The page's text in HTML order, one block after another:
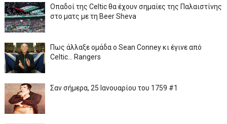
Οπαδοί της Celtic θα έχουν σημαίες της Παλαιστίνης
στο ματς με τη Beer Sheva
Πως άλλαξε ομάδα ο Sean Conney κι έγινε από
Celtic... Rangers
Σαν σήμερα, 25 Ιανουαρίου του 1759 #1